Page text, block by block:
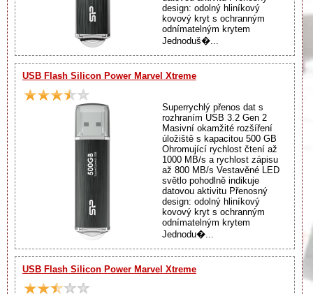
design: odolný hliníkový
kovový kryt s ochranným
odnímatelným krytem
Jednoduš�...
USB Flash Silicon Power Marvel Xtreme
Superrychlý přenos dat s
rozhraním USB 3.2 Gen 2
Masivní okamžité rozšíření
úložiště s kapacitou 500 GB
Ohromující rychlost čtení až
1000 MB/s a rychlost zápisu
až 800 MB/s Vestavěné LED
světlo pohodlně indikuje
datovou aktivitu Přenosný
design: odolný hliníkový
kovový kryt s ochranným
odnímatelným krytem
Jednodu�...
USB Flash Silicon Power Marvel Xtreme